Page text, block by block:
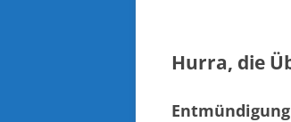
Hurra, die